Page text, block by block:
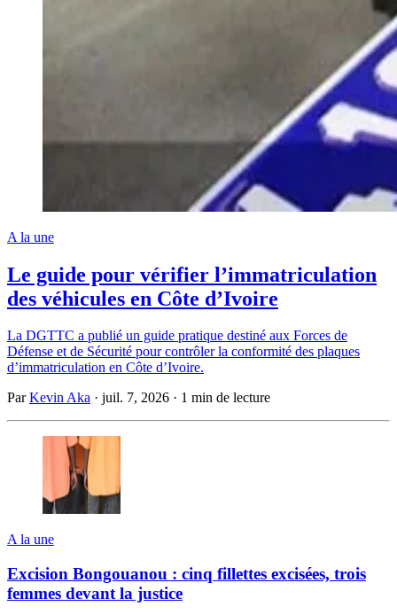
A la une
Le guide pour vérifier l’immatriculation
des véhicules en Côte d’Ivoire
La DGTTC a publié un guide pratique destiné aux Forces de
Défense et de Sécurité pour contrôler la conformité des plaques
d’immatriculation en Côte d’Ivoire.
ParKevin Aka · juil. 7, 2026 · 1 min de lecture
A la une
Excision Bongouanou : cinq fillettes excisées, trois
femmes devant la justice